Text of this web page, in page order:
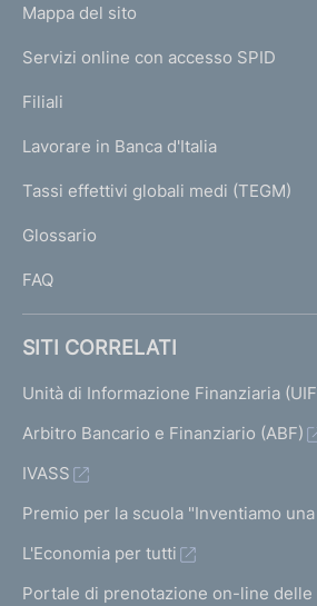
m
e
a
g
L
N
K
T
I
I
Mappa del sito
Servizi online con accesso SPID
Filiali
Lavorare in Banca d'Italia
Tassi effettivi globali medi (TEGM)
Glossario
FAQ
SITI CORRELATI
Unità di Informazione Finanziaria
Arbitro Bancario e Finanziario (ABF)
IVASS
Premio per la scuola "Inventiamo
L'Economia per tutti
Portale di prenotazione on-line delle